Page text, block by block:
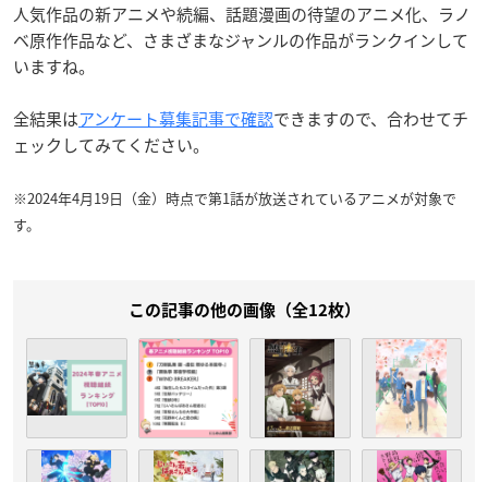
人気作品の新アニメや続編、話題漫画の待望のアニメ化、ラノ
ベ原作作品など、さまざまなジャンルの作品がランクインして
いますね。
全結果はアンケート募集記事で確認できますので、合わせてチ
ェックしてみてください。
※2024年4月19日（金）時点で第1話が放送されているアニメが対象で
す。
この記事の他の画像（全12枚）